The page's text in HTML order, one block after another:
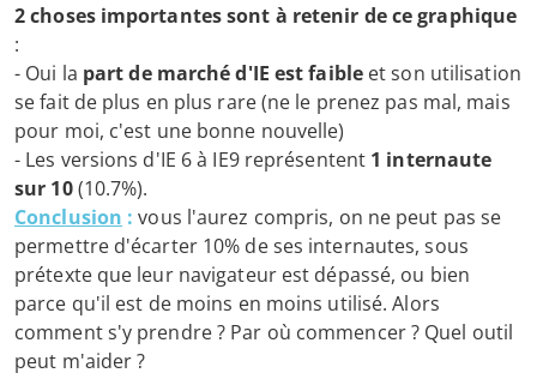
2 choses importantes sont à retenir de ce graphique
:
- Oui la part de marché d'IE est faibleet son utilisation
se fait de plus en plus rare (ne le prenez pas mal, mais
pour moi, c'est une bonne nouvelle)
- Les versions d'IE 6 à IE9 représentent 1 internaute
sur 10(10.7%).
Conclusion : vous l'aurez compris, on ne peut pas se
permettre d'écarter 10% de ses internautes, sous
prétexte que leur navigateur est dépassé, ou bien
parce qu'il est de moins en moins utilisé. Alors
comment s'y prendre ? Par où commencer ? Quel outil
peut m'aider ?